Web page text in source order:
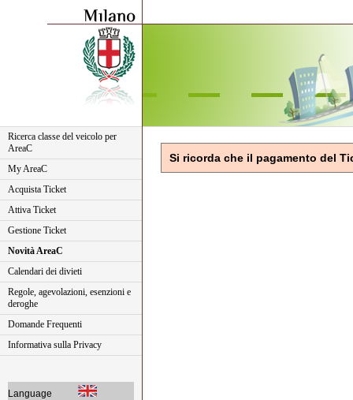
Ricerca classe del veicolo per
AreaC
My AreaC
Acquista Ticket
Attiva Ticket
Gestione Ticket
Novità AreaC
Calendari dei divieti
Regole, agevolazioni, esenzioni e
deroghe
Domande Frequenti
Informativa sulla Privacy
Language
Si ricorda che il pagamento del